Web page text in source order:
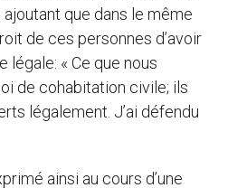
que dans le même
de ces personnes d’avoir
légale: « Ce que nous
de cohabitation civile; ils
légalement. J’ai défendu
ainsi au cours d’une